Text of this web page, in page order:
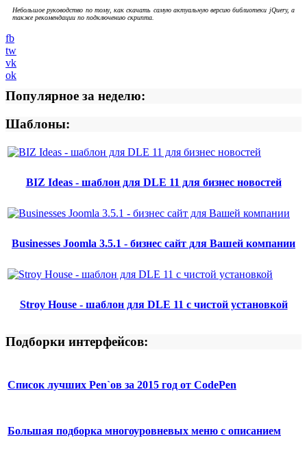
Небольшое руководство по тому, как скачать самую актуальную версию библиотеки jQuery, а
также рекомендации по подключению скрипта.
fb
tw
vk
ok
Популярное за неделю:
Шаблоны:
BIZ Ideas - шаблон для DLE 11 для бизнес новостей
Businesses Joomla 3.5.1 - бизнес сайт для Вашей компании
Stroy House - шаблон для DLE 11 с чистой установкой
Подборки интерфейсов:
Список лучших Pen`ов за 2015 год от CodePen
Большая подборка многоуровневых меню с описанием